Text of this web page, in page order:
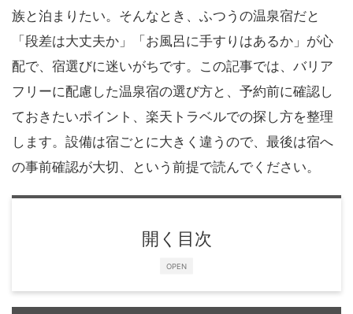
族と泊まりたい。そんなとき、ふつうの温泉宿だと
「段差は大丈夫か」「お風呂に手すりはあるか」が心
配で、宿選びに迷いがちです。この記事では、バリア
フリーに配慮した温泉宿の選び方と、予約前に確認し
ておきたいポイント、楽天トラベルでの探し方を整理
します。設備は宿ごとに大きく違うので、最後は宿へ
の事前確認が大切、という前提で読んでください。
OPEN
開く目次